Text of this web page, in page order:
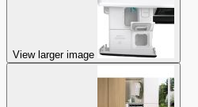
View larger image